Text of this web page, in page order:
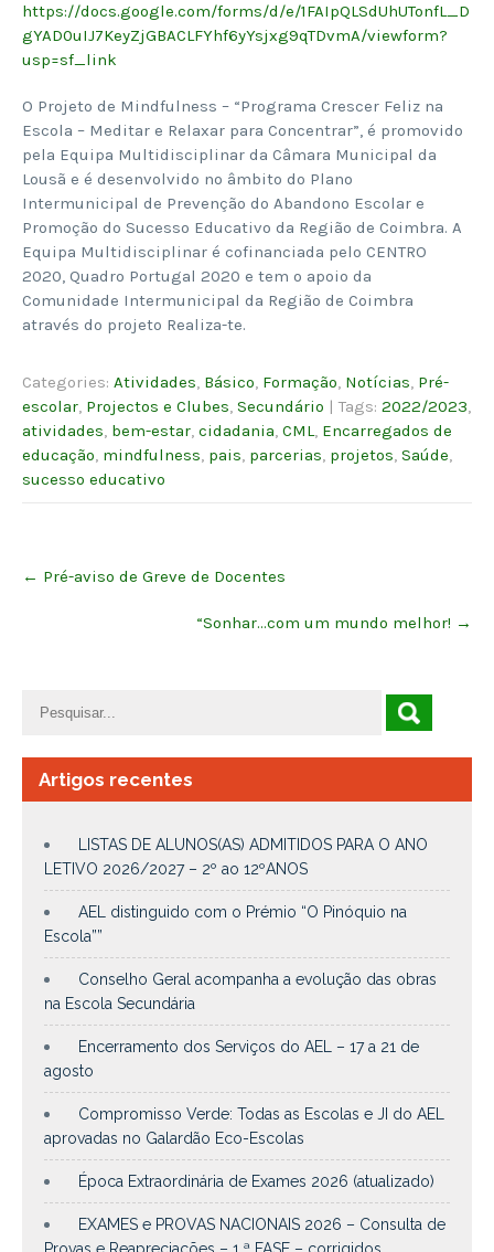
https://docs.google.com/forms/d/e/1FAIpQLSdUhUTonfL_D
gYAD0uIJ7KeyZjGBACLFYhf6yYsjxg9qTDvmA/viewform?
usp=sf_link
O Projeto de Mindfulness – “Programa Crescer Feliz na
Escola – Meditar e Relaxar para Concentrar”, é promovido
pela Equipa Multidisciplinar da Câmara Municipal da
Lousã e é desenvolvido no âmbito do Plano
Intermunicipal de Prevenção do Abandono Escolar e
Promoção do Sucesso Educativo da Região de Coimbra. A
Equipa Multidisciplinar é cofinanciada pelo CENTRO
2020, Quadro Portugal 2020 e tem o apoio da
Comunidade Intermunicipal da Região de Coimbra
através do projeto Realiza-te.
Categories: Atividades, Básico, Formação, Notícias, Pré-
escolar, Projectos e Clubes, Secundário | Tags: 2022/2023,
atividades, bem-estar, cidadania, CML, Encarregados de
educação, mindfulness, pais, parcerias, projetos, Saúde,
sucesso educativo
navigation
← Pré-aviso de Greve de Docentes
“Sonhar…com um mundo melhor! →
Artigos recentes
LISTAS DE ALUNOS(AS) ADMITIDOS PARA O ANO
LETIVO 2026/2027 – 2º ao 12ºANOS
AEL distinguido com o Prémio “O Pinóquio na
Escola””
Conselho Geral acompanha a evolução das obras
na Escola Secundária
Encerramento dos Serviços do AEL – 17 a 21 de
agosto
Compromisso Verde: Todas as Escolas e JI do AEL
aprovadas no Galardão Eco-Escolas
Época Extraordinária de Exames 2026 (atualizado)
EXAMES e PROVAS NACIONAIS 2026 – Consulta de